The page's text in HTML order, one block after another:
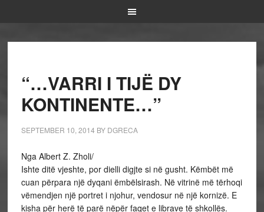
“…VARRI I TIJË DY
KONTINENTE…”
SEPTEMBER 10, 2014 BY DGRECA
Nga Albert Z. Zholi/
Ishte ditë vjeshte, por dielli digjte si në gusht. Këmbët më
cuan përpara një dyqani ëmbëlsirash. Në vitrinë më tërhoqi
vëmendjen një portret i njohur, vendosur në një kornizë. E
kisha për herë të parë nëpër faqet e librave të shkollës.